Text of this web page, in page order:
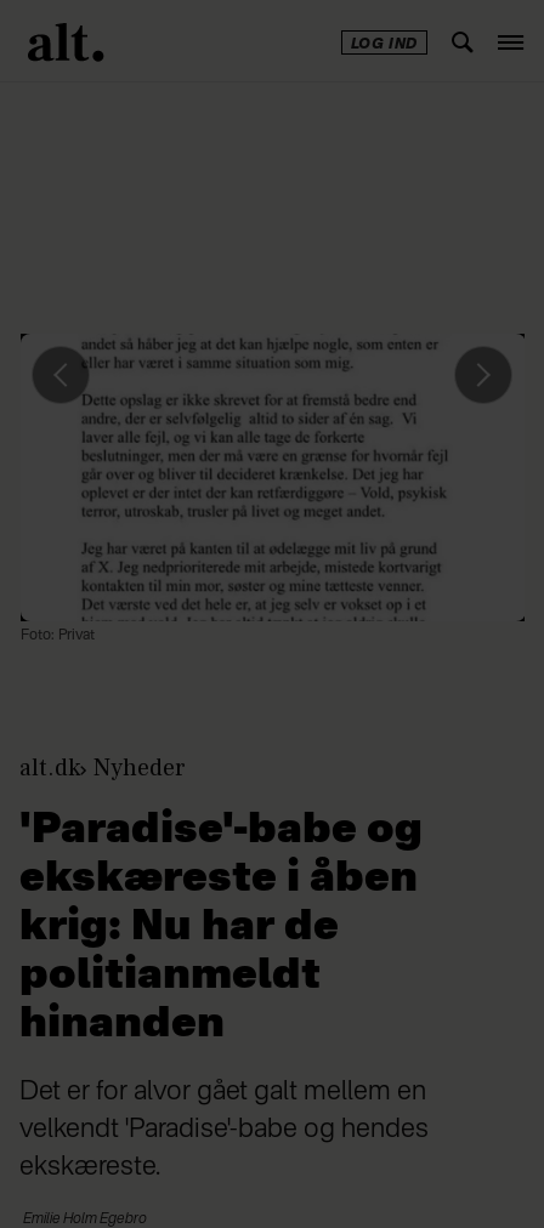
LOG IND
Foto: Privat
alt.dk Nyheder
'Paradise'-babe og
ekskæreste i åben
krig: Nu har de
politianmeldt
hinanden
Det er for alvor gået galt mellem en
velkendt 'Paradise'-babe og hendes
ekskæreste.
Emilie HolmEgebro